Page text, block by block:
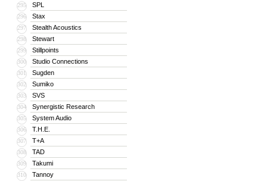
295 SPL
296 Stax
297 Stealth Acoustics
298 Stewart
299 Stillpoints
300 Studio Connections
301 Sugden
302 Sumiko
303 SVS
304 Synergistic Research
305 System Audio
306 T.H.E.
307 T+A
308 TAD
309 Takumi
310 Tannoy